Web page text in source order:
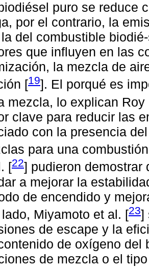
puro se reduce
por el contrario, la
del combustible
que influyen en las
la mezcla de
[19]. El porqué es
mezcla, lo explican Roy
clave para reducir las
con la presencia
para una
[22] pudieron demostrar
a mejorar la
de encendido y
Miyamoto et al. [23]
de escape y la
de oxígeno del
de mezcla o el